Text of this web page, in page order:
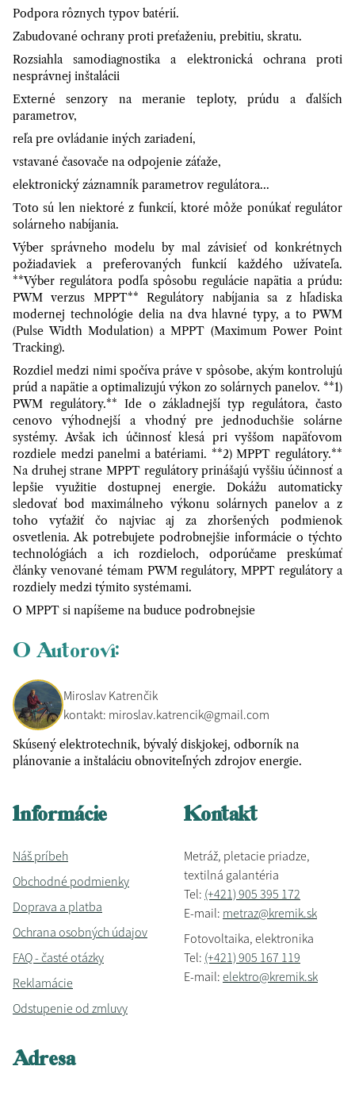
Podpora rôznych typov batérií.
Zabudované ochrany proti preťaženiu, prebitiu, skratu.
Rozsiahla samodiagnostika a elektronická ochrana proti
nesprávnej inštalácii
Externé senzory na meranie teploty, prúdu a ďalších
parametrov,
reľa pre ovládanie iných zariadení,
vstavané časovače na odpojenie záťaže,
elektronický záznamník parametrov regulátora...
Toto sú len niektoré z funkcií, ktoré môže ponúkať regulátor
solárneho nabíjania.
Výber správneho modelu by mal závisieť od konkrétnych
požiadaviek a preferovaných funkcií každého užívateľa.
**Výber regulátora podľa spôsobu regulácie napätia a prúdu:
PWM verzus MPPT** Regulátory nabíjania sa z hľadiska
modernej technológie delia na dva hlavné typy, a to PWM
(Pulse Width Modulation) a MPPT (Maximum Power Point
Tracking).
Rozdiel medzi nimi spočíva práve v spôsobe, akým kontrolujú
prúd a napätie a optimalizujú výkon zo solárnych panelov. **1)
PWM regulátory.** Ide o základnejší typ regulátora, často
cenovo výhodnejší a vhodný pre jednoduchšie solárne
systémy. Avšak ich účinnosť klesá pri vyššom napäťovom
rozdiele medzi panelmi a batériami. **2) MPPT regulátory.**
Na druhej strane MPPT regulátory prinášajú vyššiu účinnosť a
lepšie využitie dostupnej energie. Dokážu automaticky
sledovať bod maximálneho výkonu solárnych panelov a z
toho vyťažiť čo najviac aj za zhoršených podmienok
osvetlenia. Ak potrebujete podrobnejšie informácie o týchto
technológiách a ich rozdieloch, odporúčame preskúmať
články venované témam PWM regulátory, MPPT regulátory a
rozdiely medzi týmito systémami.
O MPPT si napíšeme na buduce podrobnejsie
O Autorovi:
Miroslav Katrenčik
kontakt: miroslav.katrencik@gmail.com
Skúsený elektrotechnik, bývalý diskjokej, odborník na
plánovanie a inštaláciu obnoviteľných zdrojov energie.
Informácie
Náš príbeh
Obchodné podmienky
Doprava a platba
Ochrana osobných údajov
FAQ - časté otázky
Reklamácie
Odstupenie od zmluvy
Kontakt
Metráž, pletacie priadze,
textilná galantéria
Tel: (+421) 905 395 172
E-mail: metraz@kremik.sk
Fotovoltaika, elektronika
Tel: (+421) 905 167 119
E-mail: elektro@kremik.sk
Adresa